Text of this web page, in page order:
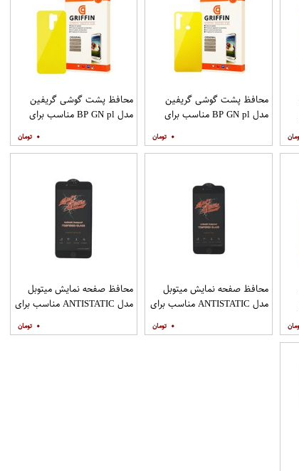
محافظ پشت گوشی گریفین
مدل BP GN pl مناسب برای
Note 8
۰
محافظ پشت گوشی گریفین
مدل BP GN pl مناسب برای
۰
محافظ صفحه نمایش میتوبل
مدل ANTISTATIC مناسب برای
۰
محافظ صفحه نمایش میتوبل
مدل ANTISTATIC مناسب برای
PLUS
۰